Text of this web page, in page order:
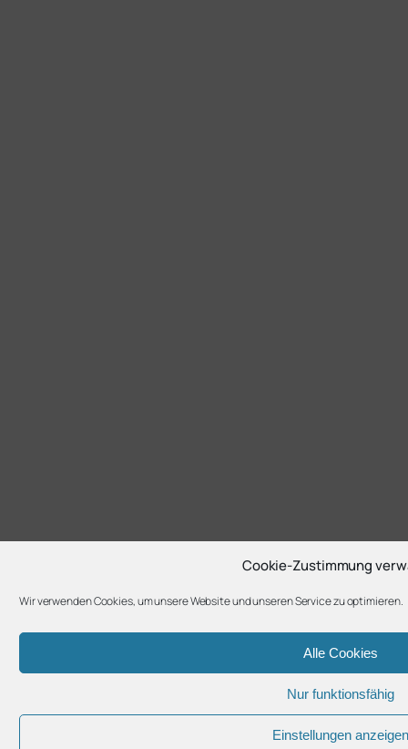
Cookie-Zustimmung
Wir verwenden Cookies, um unsere Website und unseren Service zu optimieren.
Alle Cookies
Nur funktionsfähig
Einstellungen anzeigen